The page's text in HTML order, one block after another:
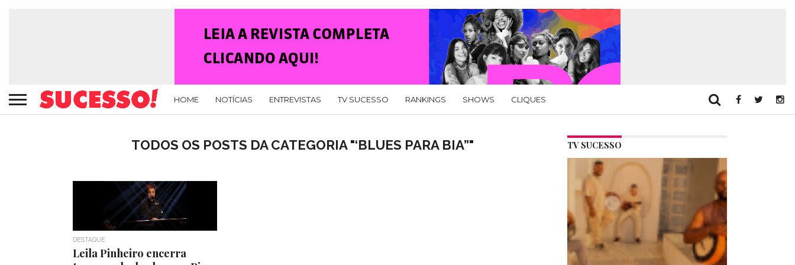
HOME NOTÍCIAS ENTREVISTAS TV SUCESSO RANKINGS SHOWS CLIQUES
TODOS OS POSTS DA CATEGORIA "‘BLUES PARA BIA”"
DESTAQUE
Leila Pinheiro encerra
TV SUCESSO